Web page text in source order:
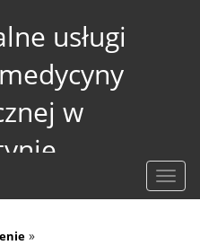
usługi
w
»